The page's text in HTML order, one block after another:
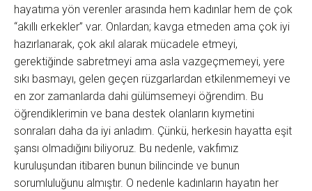
hayatıma yön verenler arasında hem kadınlar hem de çok
“akıllı erkekler” var. Onlardan; kavga etmeden ama çok iyi
hazırlanarak, çok akıl alarak mücadele etmeyi,
gerektiğinde sabretmeyi ama asla vazgeçmemeyi, yere
sıkı basmayı, gelen geçen rüzgarlardan etkilenmemeyi ve
en zor zamanlarda dahi gülümsemeyi öğrendim. Bu
öğrendiklerimin ve bana destek olanların kıymetini
sonraları daha da iyi anladım. Çünkü, herkesin hayatta eşit
şansı olmadığını biliyoruz. Bu nedenle, vakfımız
kuruluşundan itibaren bunun bilincinde ve bunun
sorumluluğunu almıştır. O nedenle kadınların hayatın her